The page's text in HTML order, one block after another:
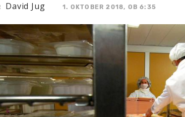
David Jug 1. OKTOBER 2018, OB 6:35